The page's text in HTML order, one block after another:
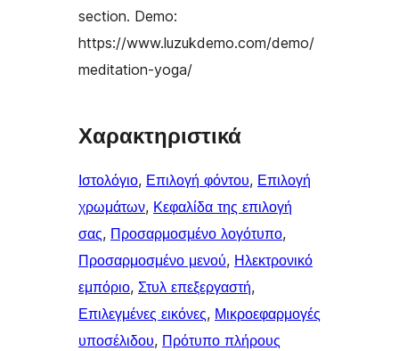
section. Demo:
https://www.luzukdemo.com/demo/
meditation-yoga/
Χαρακτηριστικά
Ιστολόγιο, Επιλογή φόντου, Επιλογή
χρωμάτων, Κεφαλίδα της επιλογή
σας, Προσαρμοσμένο λογότυπο
Προσαρμοσμένο μενού, Ηλεκτρονικό
εμπόριο, Στυλ επεξεργαστή
Επιλεγμένες εικόνες, Μικροεφαρμογές
υποσέλιδου, Πρότυπο πλήρους